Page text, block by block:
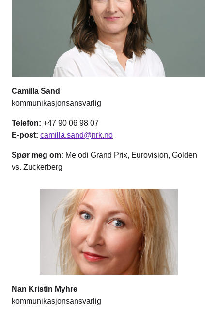
Camilla Sand
kommunikasjonsansvarlig
Telefon: +47 90 06 98 07
E-post: camilla.sand@nrk.no
Spør meg om: Melodi Grand Prix, Eurovision, Golden
vs. Zuckerberg
Nan Kristin Myhre
kommunikasjonsansvarlig